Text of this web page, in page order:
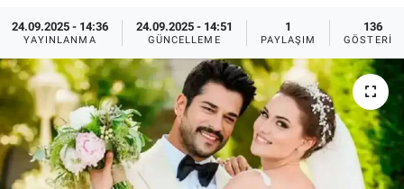
24.09.2025 - 14:36
YAYINLANMA
24.09.2025 - 14:51
GÜNCELLEME
1
PAYLAŞIM
136
GÖSTERIM
Ege'den Esintiler
Eğitim
Eğlence
Ekonomi
İletişim